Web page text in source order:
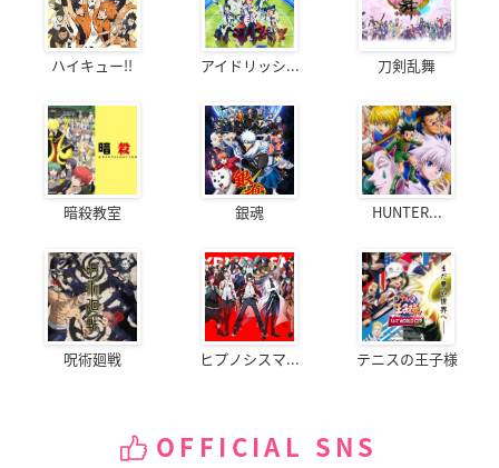
ハイキュー!! アイドリッシ... 刀剣乱舞
暗殺教室 銀魂 HUNTER...
呪術廻戦 ヒプノシスマ... テニスの王子様
OFFICIAL SNS